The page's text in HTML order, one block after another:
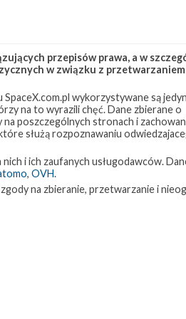
przepisów prawa, a w
w związku z
wykorzystywane są
na to wyrazili chęć. Dane zbierane o
poszczególnych stronach i
służą rozpoznawaniu
i ich zaufanych usługodawców.
, OVH.
na zbieranie, przetwarzanie i